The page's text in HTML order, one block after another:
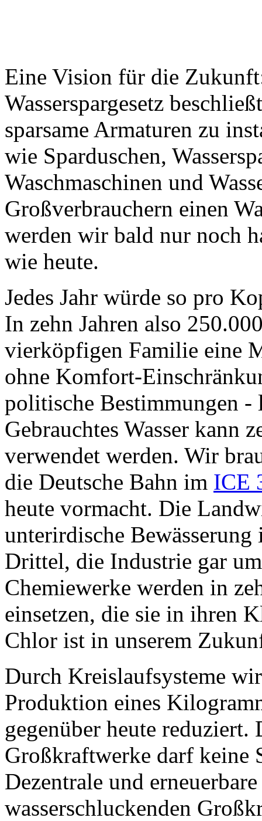
Eine Vision für die
Wasserspargesetz
sparsame Armaturen zu
wie Sparduschen,
Waschmaschinen und
Großverbrauchern einen
werden wir bald nur noch
wie heute.
Jedes Jahr würde so pro
In zehn Jahren also
vierköpfigen Familie eine
ohne Komfort-
politische Bestimmungen -
Gebrauchtes Wasser kann
verwendet werden. Wir
die Deutsche Bahn im ICE
heute vormacht. Die
unterirdische
Drittel, die Industrie gar
Chemiewerke werden in
einsetzen, die sie in ihren
Chlor ist in unserem
Durch Kreislaufsysteme
Produktion eines
gegenüber heute reduziert.
Großkraftwerke darf keine
Dezentrale und
wasserschluckenden